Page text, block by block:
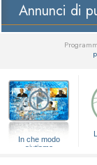
Annunci di
In che modo
aiutiamo